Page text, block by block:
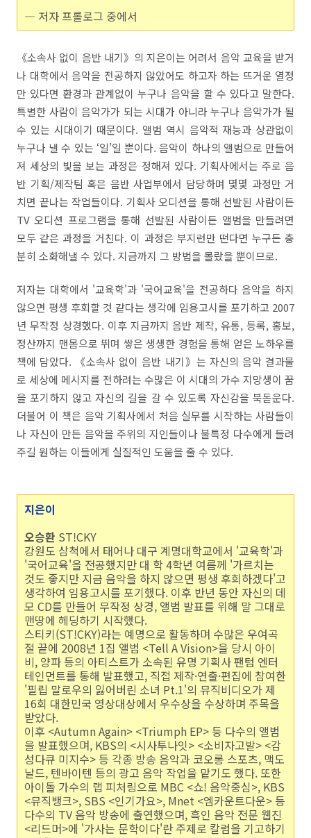
― 저자 프롤로그 중에서
《소속사 없이 음반 내기》의 지은이는 어려서 음악 교육을 받거
나 대학에서 음악을 전공하지 않았어도 하고자 하는 뜨거운 열정
만 있다면 환경과 관계없이 누구나 음악을 할 수 있다고 말한다.
특별한 사람이 음악가가 되는 시대가 아니라 누구나 음악가가 될
수 있는 시대이기 때문이다. 앨범 역시 음악적 재능과 상관없이
누구나 낼 수 있는 ‘일’일 뿐이다. 음악이 하나의 앨범으로 만들어
져 세상의 빛을 보는 과정은 정해져 있다. 기획사에서는 주로 음
반 기획/제작팀 혹은 음반 사업부에서 담당하며 몇몇 과정만 거
치면 끝나는 작업들이다. 기획사 오디션을 통해 선발된 사람이든
TV 오디션 프로그램을 통해 선발된 사람이든 앨범을 만들려면
모두 같은 과정을 거친다. 이 과정은 부지런만 떤다면 누구든 충
분히 소화해낼 수 있다. 지금까지 그 방법을 몰랐을 뿐이므로.
저자는 대학에서 '교육학'과 '국어교육'을 전공하다 음악을 하지
않으면 평생 후회할 것 같다는 생각에 임용고시를 포기하고 2007
년 무작정 상경했다. 이후 지금까지 음반 제작, 유통, 등록, 홍보,
정산까지 맨몸으로 뛰며 쌓은 생생한 경험을 통해 얻은 노하우를
책에 담았다. 《소속사 없이 음반 내기》는 자신의 음악 결과물
로 세상에 메시지를 전하려는 수많은 이 시대의 가수 지망생이 꿈
을 포기하지 않고 자신의 길을 갈 수 있도록 자신감을 북돋운다.
더불어 이 책은 음악 기획사에서 처음 실무를 시작하는 사람들이
나 자신이 만든 음악을 주위의 지인들이나 불특정 다수에게 들려
주길 원하는 이들에게 실질적인 도움을 줄 수 있다.
지은이
오승환 ST!CKY
강원도 삼척에서 태어나 대구 계명대학교에서 '교육학'과
'국어교육'을 전공했지만 대 학 4학년 여름께 '가르치는
것도 좋지만 지금 음악을 하지 않으면 평생 후회하겠다'고
생각하여 임용고시를 포기했다. 이후 반년 동안 자신의 데
모 CD를 만들어 무작정 상경, 앨범 발표를 위해 말 그대로
맨땅에 헤딩하기 시작했다.
스티키(ST!CKY)라는 예명으로 활동하며 수많은 우여곡
절 끝에 2008년 1집 앨범 <Tell A Vision>을 당시 아이
비, 양파 등의 아티스트가 소속된 유명 기획사 팬텀 엔터
테인먼트를 통해 발표했고, 직접 제작·연출·편집에 참여한
'필립 말로우의 잃어버린 소녀 Pt.1'의 뮤직비디오가 제
16회 대한민국 영상대상에서 우수상을 수상하며 주목을
받았다.
이후 <Autumn Again> <Triumph EP> 등 다수의 앨범
을 발표했으며, KBS의 <시사투나잇> <소비자고발> <감
성다큐 미지수> 등 각종 방송 음악과 코오롱 스포츠, 맥도
날드, 텐바이텐 등의 광고 음악 작업을 맡기도 했다. 또한
아이돌 가수의 랩 피처링으로 MBC <쇼! 음악중심>, KBS
<뮤직뱅크>, SBS <인기가요>, Mnet <엠카운트다운> 등
다수의 TV 음악 방송에 출연했으며, 흑인 음악 전문 웹진
<리드머>에 '가사는 문학이다'란 주제로 칼럼을 기고하기